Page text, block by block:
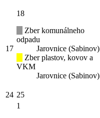
17
18
Zber komunálneho
odpadu
Jarovnice (Sabinov)
Zber plastov, kovov a
VKM
Jarovnice (Sabinov)
24 25
1